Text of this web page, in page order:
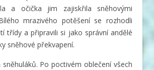
a očička jim zajiskřila sněhovými
mrazivého potěšení se rozhodli
třídy a připravili si jako správní andělé
sněhové překvapení.
Po poctivém oblečení všech